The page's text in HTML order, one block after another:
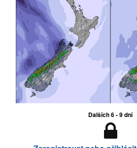
Dalších 6 - 9 dní